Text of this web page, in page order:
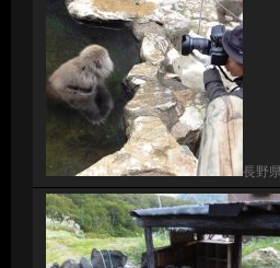
長野